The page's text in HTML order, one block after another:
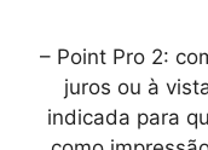
– Point Pro 2:
juros ou à
indicada para